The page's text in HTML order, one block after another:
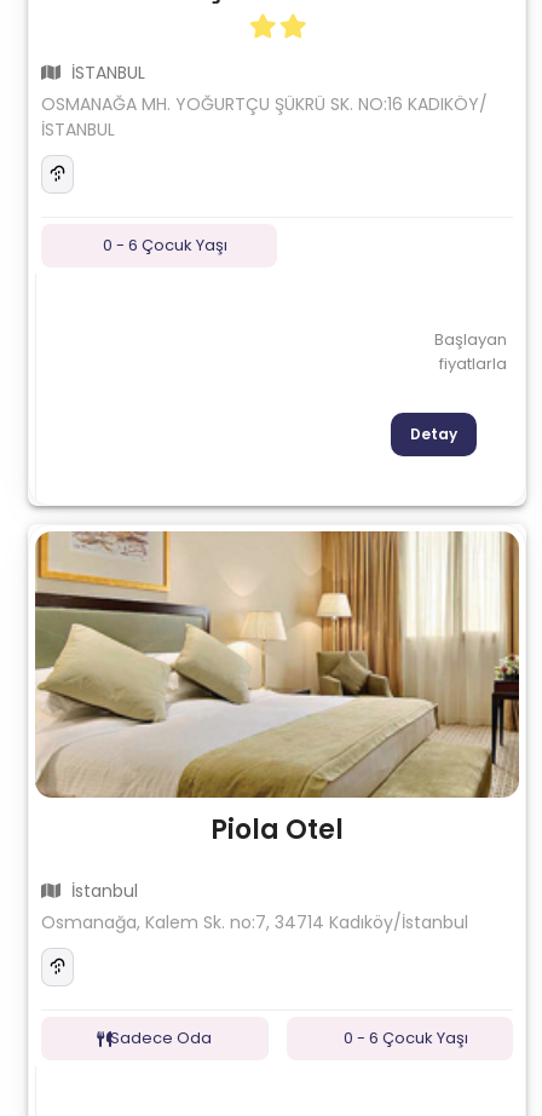
İSTANBUL
OSMANAĞA MH. YOĞURTÇU ŞÜKRÜ SK. NO:16 KADIKÖY/
İSTANBUL
0 - 6 Çocuk Yaşı
Başlayan
fiyatlarla
Detay
Piola Otel
İstanbul
Osmanağa, Kalem Sk. no:7, 34714 Kadıköy/İstanbul
Sadece Oda 0 - 6 Çocuk Yaşı